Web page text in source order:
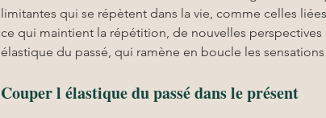
limitantes qui se répètent dans la vie, comme celles
ce qui maintient la répétition, de nouvelles
élastique du passé, qui ramène en boucle les
Couper l élastique du passé dans le présent